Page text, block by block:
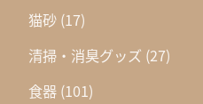
猫砂 (17)
清掃・消臭グッズ (27)
食器 (101)